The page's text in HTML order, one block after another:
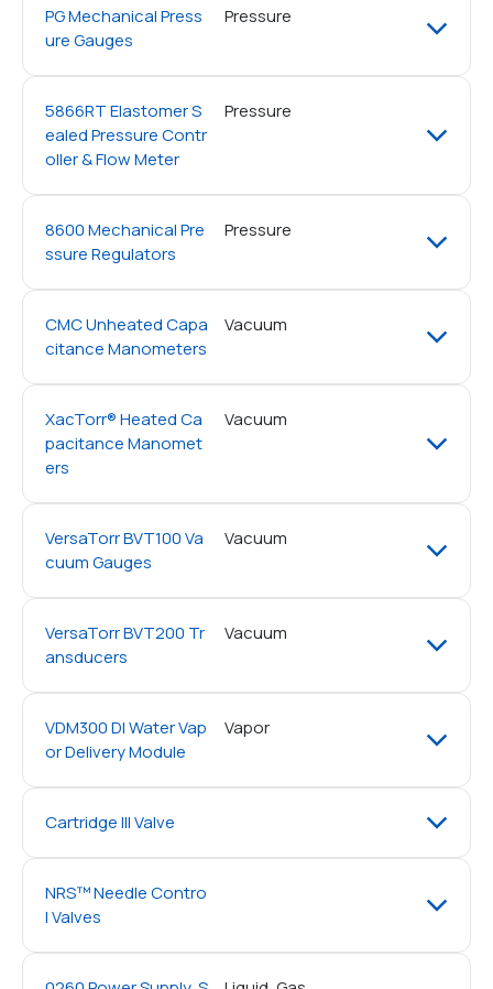
PG Mechanical Press
ure Gauges
Pressure
5866RT Elastomer S
ealed Pressure Contr
oller & Flow Meter
Pressure
8600 Mechanical Pre
ssure Regulators
Pressure
CMC Unheated Capa
citance Manometers
Vacuum
XacTorr® Heated Ca
pacitance Manomet
ers
Vacuum
VersaTorr BVT100 Va
cuum Gauges
Vacuum
VersaTorr BVT200 Tr
ansducers
Vacuum
VDM300 DI Water Vap
or Delivery Module
Vapor
Cartridge III Valve
NRS™ Needle Contro
l Valves